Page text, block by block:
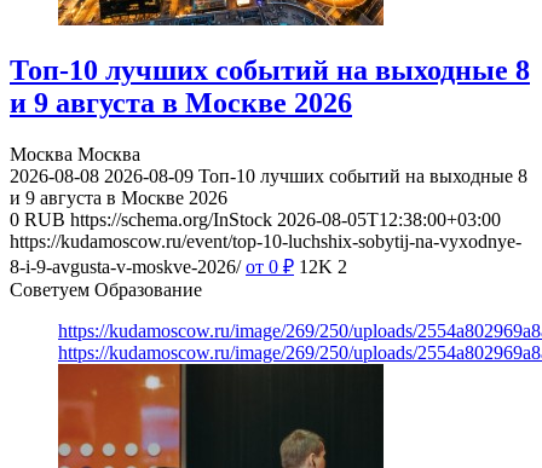
Топ-10 лучших событий на выходные 8
и 9 августа в Москве 2026
Москва Москва
2026-08-08 2026-08-09 Топ-10 лучших событий на выходные 8
и 9 августа в Москве 2026
0 RUB https://schema.org/InStock 2026-08-05T12:38:00+03:00
https://kudamoscow.ru/event/top-10-luchshix-sobytij-na-vyxodnye-
8-i-9-avgusta-v-moskve-2026/ от 0 ₽ 12K 2
Советуем Образование
https://kudamoscow.ru/image/269/250/uploads/
https://kudamoscow.ru/image/269/250/uploads/